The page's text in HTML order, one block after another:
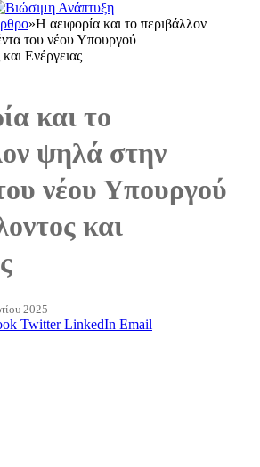
»Η αειφορία και το περιβάλλον
του νέου Υπουργού
Ενέργειας
και το
ψηλά στην
νέου Υπουργού
και
2025
Twitter LinkedIn Email